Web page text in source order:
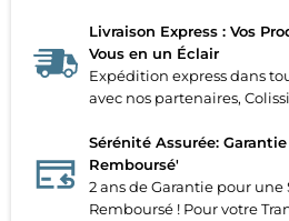
Livraison Express : Vos
Vous en un Éclair
Expédition express dans
avec nos partenaires,
Sérénité Assurée:
Remboursé'
2 ans de Garantie pour une
Remboursé ! Pour votre